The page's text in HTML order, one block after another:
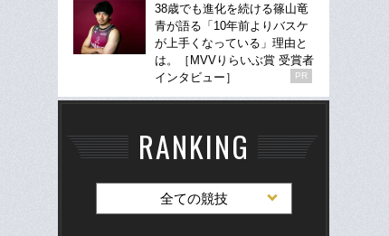
38歳でも進化を続ける篠山竜
青が語る「10年前よりバスケ
が上手くなっている」理由と
は。［MVVりらいぶ賞 受賞者
インタビュー］
PR
RANKING
全ての競技